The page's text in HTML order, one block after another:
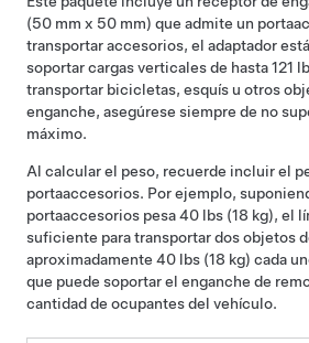
(50 mm x 50 mm) que admite un
transportar accesorios, el adaptador
soportar cargas verticales de hasta121
transportar bicicletas, esquís u otros
enganche, asegúrese siempre de no
máximo.
Al calcular el peso, recuerde incluir el
portaaccesorios. Por ejemplo,
portaaccesorios pesa40 lbs (18 kg), el
suficiente para transportar dos objetos
aproximadamente 40 lbs (18 kg) cada
que puede soportar el enganche de
cantidad de ocupantes del vehículo.